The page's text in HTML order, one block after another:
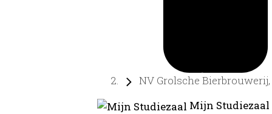
NV Grolsche Bierbrouwerij,
Mijn